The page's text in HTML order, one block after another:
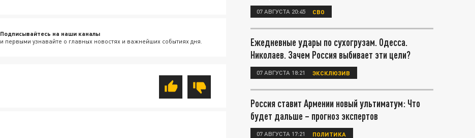
Подписывайтесь на наши каналы
и первыми узнавайте о главных новостях и важнейших событиях дня.
07 АВГУСТА 20:45 СВО
Ежедневные удары по сухогрузам. Одесса.
Николаев. Зачем Россия выбивает эти цели?
07 АВГУСТА 18:21 ЭКСКЛЮЗИВ
Россия ставит Армении новый ультиматум: Что
будет дальше – прогноз экспертов
07 АВГУСТА 17:21 ПОЛИТИКА